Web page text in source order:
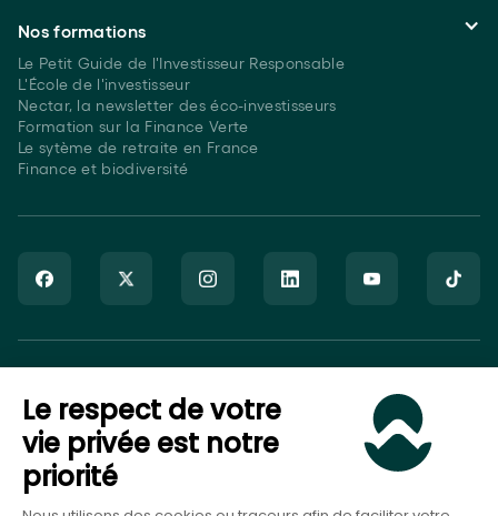
Le respect de votre
vie privée est notre
priorité
Nos formations
Le Petit Guide de l'Investisseur Responsable
L'École de l'investisseur
Nectar, la newsletter des éco-investisseurs
Formation sur la Finance Verte
Le sytème de retraite en France
Finance et biodiversité
20007544 en tant que Courtier en Assurance (COA), Mandataire
non-exclusif en opérations de banque et en services de
paiement (MOBSP), activités régulées par l’ACPR et en tant que
Conseiller en Investissement Financier (CIF), activité régulée par
l’AMF.